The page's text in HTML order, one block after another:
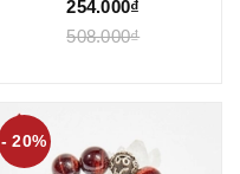
254.000₫
508.000₫
- 20%